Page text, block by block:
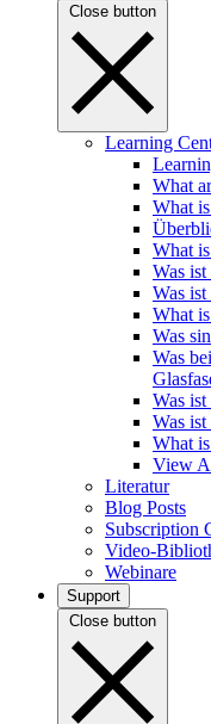
Close button
Learning
What
What
What
Was
Was
What
Was
Was
Was
Was
What
View
Literatur
Blog Posts
Subscription
Video-
Webinare
Support
Close button